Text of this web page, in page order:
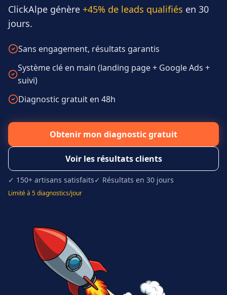
ClickAlpe génère +45% de leads qualifiés en 30
jours.
Sans engagement, résultats garantis
Système clé en main (landing page + Google Ads +
suivi)
Diagnostic gratuit en 48h
Obtenir mon diagnostic gratuit
Voir les résultats clients
✓ 150+ artisans satisfaits✓ Résultats en 30 jours
Limité à 5 diagnostics/jour